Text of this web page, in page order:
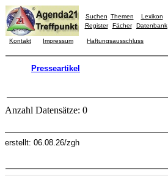
Suchen Themen
Lexikon
Register
Fächer Datenbank
Kontakt Impressum Haftungsausschluss
Presseartikel
Anzahl Datensätze: 0
erstellt: 06.08.26/zgh